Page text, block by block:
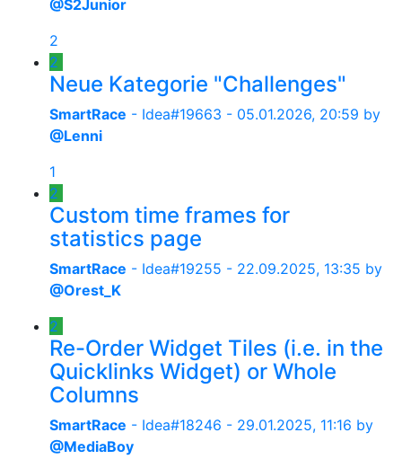
@S2Junior
2
2
Neue Kategorie "Challenges"
SmartRace - Idea#19663 - 05.01.2026, 20:59 by
@Lenni
1
2
Custom time frames for
statistics page
SmartRace - Idea#19255 - 22.09.2025, 13:35 by
@Orest_K
2
Re-Order Widget Tiles (i.e. in the
Quicklinks Widget) or Whole
Columns
SmartRace - Idea#18246 - 29.01.2025, 11:16 by
@MediaBoy